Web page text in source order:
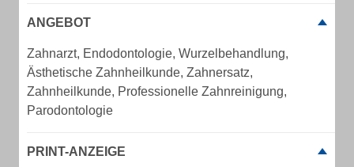
ANGEBOT
Zahnarzt, Endodontologie, Wurzelbehandlung,
Ästhetische Zahnheilkunde, Zahnersatz,
Zahnheilkunde, Professionelle Zahnreinigung,
Parodontologie
PRINT-ANZEIGE